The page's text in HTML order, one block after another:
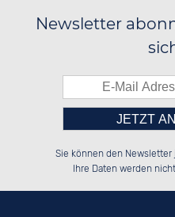
Newsletter
██░░██░░░░░░██░░░░░░██░░██░░░░░░
██████░░░░████░░░░████░░██████░░
░░░░██░░██░░░░░░░░░░██░░░░░░██░░
Sie können den
Ihre Daten werden